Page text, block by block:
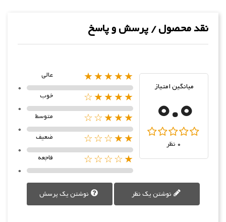
نقد محصول / پرسش و پاسخ
میانگین امتیاز
0.0
0 نظر
★★★★★
عالی
0
★★★★☆
خوب
0
★★★☆☆
متوسط
0
★★☆☆☆
ضعیف
0
★☆☆☆☆
فاجعه
0
نوشتن یک نظر نوشتن یک پرسش